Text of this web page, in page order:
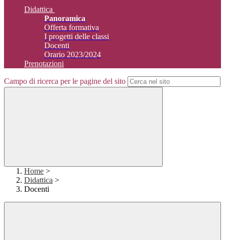
Didattica
Panoramica
Offerta formativa
I progetti delle classi
Docenti
Orario 2023/2024
Prenotazioni
Campo di ricerca per le pagine del sito
Home >
Didattica >
Docenti